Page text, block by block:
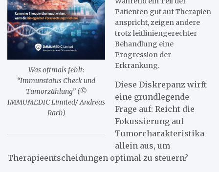
Was oftmals fehlt:
“Immunstatus Check und
Tumorzählung” (©
IMMUMEDIC Limited/ Andreas
Rach)
Patienten gut auf Therapien
anspricht, zeigen andere
trotz leitliniengerechter
Behandlung eine
Progression der
Erkrankung.
Diese Diskrepanz wirft
eine grundlegende
Frage auf: Reicht die
Fokussierung auf
Tumorcharakteristika
allein aus, um
Therapieentscheidungen optimal zu steuern?